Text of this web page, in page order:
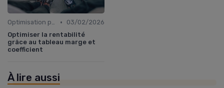
Optimisation processus •
03/02/2026
Optimiser la rentabilité
grâce au tableau marge et
coefficient
À lire aussi